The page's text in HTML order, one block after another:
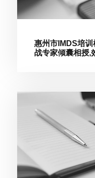
惠州市IMDS培
战专家倾囊相授,